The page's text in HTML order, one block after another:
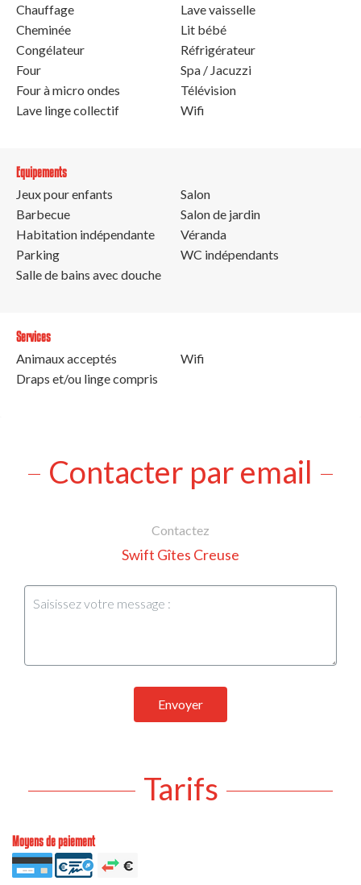
Chauffage
Cheminée
Congélateur
Four
Four à micro ondes
Lave linge collectif
Lave vaisselle
Lit bébé
Réfrigérateur
Spa / Jacuzzi
Télévision
Wifi
Equipements
Jeux pour enfants
Barbecue
Habitation indépendante
Parking
Salle de bains avec douche
Salon
Salon de jardin
Véranda
WC indépendants
Services
Animaux acceptés
Draps et/ou linge compris
Wifi
Contacter par email
Contactez
Swift Gîtes Creuse
Envoyer
Tarifs
Moyens de paiement